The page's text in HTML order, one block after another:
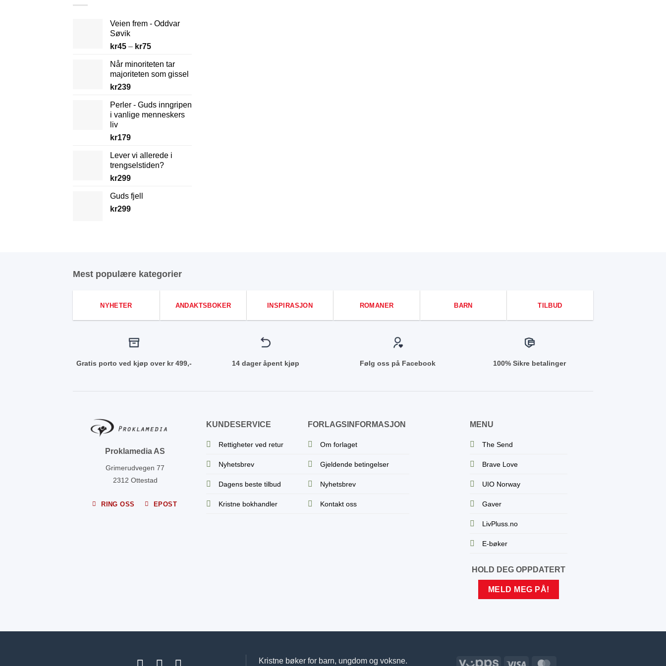
Veien frem - Oddvar
Søvik
kr45 – kr75Prisområde:
til
kr75
Når minoriteten tar
majoriteten som gissel
kr239
Perler - Guds inngripen
i vanlige menneskers
liv
kr179
Lever vi allerede i
trengselstiden?
kr299
Guds fjell
kr299
Mest populære kategorier
NYHETER ANDAKTSBOKER INSPIRASJON ROMANER BARN TILBUD
Gratis porto ved kjøp over kr 499,- 14 dager åpent kjøp Følg oss på Facebook 100% Sikre betalinger
Proklamedia AS
Grimerudvegen 77
2312 Ottestad
RING OSS EPOST
KUNDESERVICE
Rettigheter ved retur
Nyhetsbrev
Dagens beste tilbud
Kristne bokhandler
FORLAGSINFORMASJON
Om forlaget
Gjeldende betingelser
Nyhetsbrev
Kontakt oss
MENU
The Send
Brave Love
UIO Norway
Gaver
LivPluss.no
E-bøker
HOLD DEG OPPDATERT
MELD MEG PÅ!
Kristne bøker for barn, ungdom og voksne. Vipps Visa